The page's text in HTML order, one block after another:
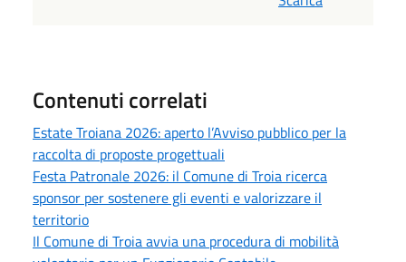
Contenuti correlati
Estate Troiana 2026: aperto l’Avviso pubblico per la
raccolta di proposte progettuali
Festa Patronale 2026: il Comune di Troia ricerca
sponsor per sostenere gli eventi e valorizzare il
territorio
Il Comune di Troia avvia una procedura di mobilità